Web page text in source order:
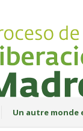
Un autre monde